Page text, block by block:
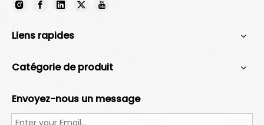
Liens rapides
Catégorie de produit
Envoyez-nous un message